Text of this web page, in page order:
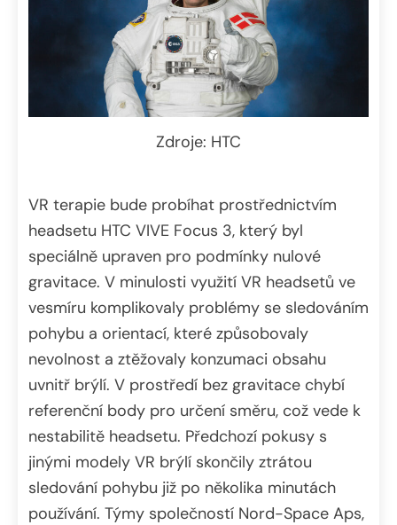
Zdroje: HTC
VR terapie bude probíhat prostřednictvím
headsetu HTC VIVE Focus 3, který byl
speciálně upraven pro podmínky nulové
gravitace. V minulosti využití VR headsetů ve
vesmíru komplikovaly problémy se sledováním
pohybu a orientací, které způsobovaly
nevolnost a ztěžovaly konzumaci obsahu
uvnitř brýlí. V prostředí bez gravitace chybí
referenční body pro určení směru, což vede k
nestabilitě headsetu. Předchozí pokusy s
jinými modely VR brýlí skončily ztrátou
sledování pohybu již po několika minutách
používání. Týmy společností Nord-Space Aps,